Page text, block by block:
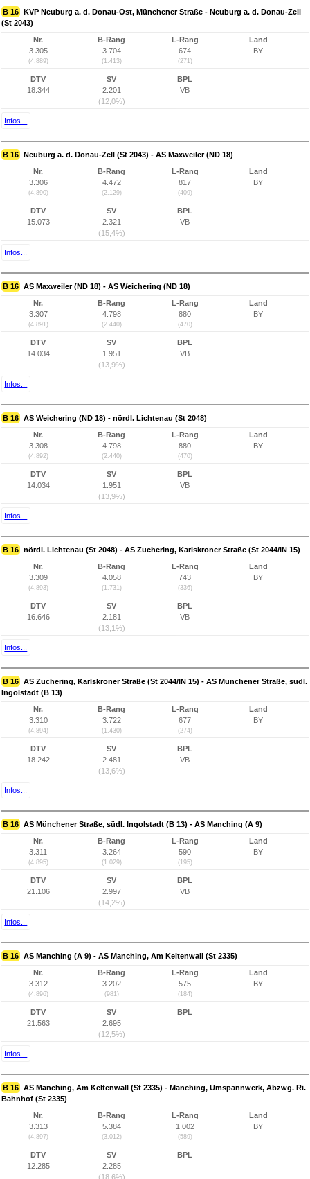
B 16 KVP Neuburg a. d. Donau-Ost, Münchener Straße - Neuburg a. d. Donau-Zell
(St 2043)
Nr.
3.305
(4.889)
B-Rang
3.704
(1.413)
L-Rang
674
(271)
Land
BY
DTV
18.344
SV
2.201
(12,0%)
BPL
VB
Infos...
B 16 Neuburg a. d. Donau-Zell (St 2043) - AS Maxweiler (ND 18)
Nr.
3.306
(4.890)
B-Rang
4.472
(2.129)
L-Rang
817
(409)
Land
BY
DTV
15.073
SV
2.321
(15,4%)
BPL
VB
Infos...
B 16 AS Maxweiler (ND 18) - AS Weichering (ND 18)
Nr.
3.307
(4.891)
B-Rang
4.798
(2.440)
L-Rang
880
(470)
Land
BY
DTV
14.034
SV
1.951
(13,9%)
BPL
VB
Infos...
B 16 AS Weichering (ND 18) - nördl. Lichtenau (St 2048)
Nr.
3.308
(4.892)
B-Rang
4.798
(2.440)
L-Rang
880
(470)
Land
BY
DTV
14.034
SV
1.951
(13,9%)
BPL
VB
Infos...
B 16 nördl. Lichtenau (St 2048) - AS Zuchering, Karlskroner Straße (St 2044/IN 15)
Nr.
3.309
(4.893)
B-Rang
4.058
(1.731)
L-Rang
743
(336)
Land
BY
DTV
16.646
SV
2.181
(13,1%)
BPL
VB
Infos...
B 16 AS Zuchering, Karlskroner Straße (St 2044/IN 15) - AS Münchener Straße, südl.
Ingolstadt (B 13)
Nr.
3.310
(4.894)
B-Rang
3.722
(1.430)
L-Rang
677
(274)
Land
BY
DTV
18.242
SV
2.481
(13,6%)
BPL
VB
Infos...
B 16 AS Münchener Straße, südl. Ingolstadt (B 13) - AS Manching (A 9)
Nr.
3.311
(4.895)
B-Rang
3.264
(1.029)
L-Rang
590
(195)
Land
BY
DTV
21.106
SV
2.997
(14,2%)
BPL
VB
Infos...
B 16 AS Manching (A 9) - AS Manching, Am Keltenwall (St 2335)
Nr.
3.312
(4.896)
B-Rang
3.202
(981)
L-Rang
575
(184)
Land
BY
DTV
21.563
SV
2.695
(12,5%)
BPL
Infos...
B 16 AS Manching, Am Keltenwall (St 2335) - Manching, Umspannwerk, Abzwg. Ri.
Bahnhof (St 2335)
Nr.
3.313
(4.897)
B-Rang
5.384
(3.012)
L-Rang
1.002
(589)
Land
BY
DTV
12.285
SV
2.285
(18,6%)
BPL